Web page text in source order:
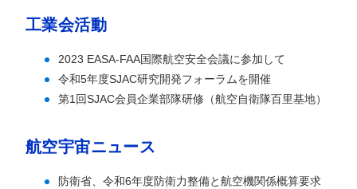
工業会活動
2023 EASA-FAA国際航空安全会議に参加して
令和5年度SJAC研究開発フォーラムを開催
第1回SJAC会員企業部隊研修（航空自衛隊百里基地）
航空宇宙ニュース
防衛省、令和6年度防衛力整備と航空機関係概算要求